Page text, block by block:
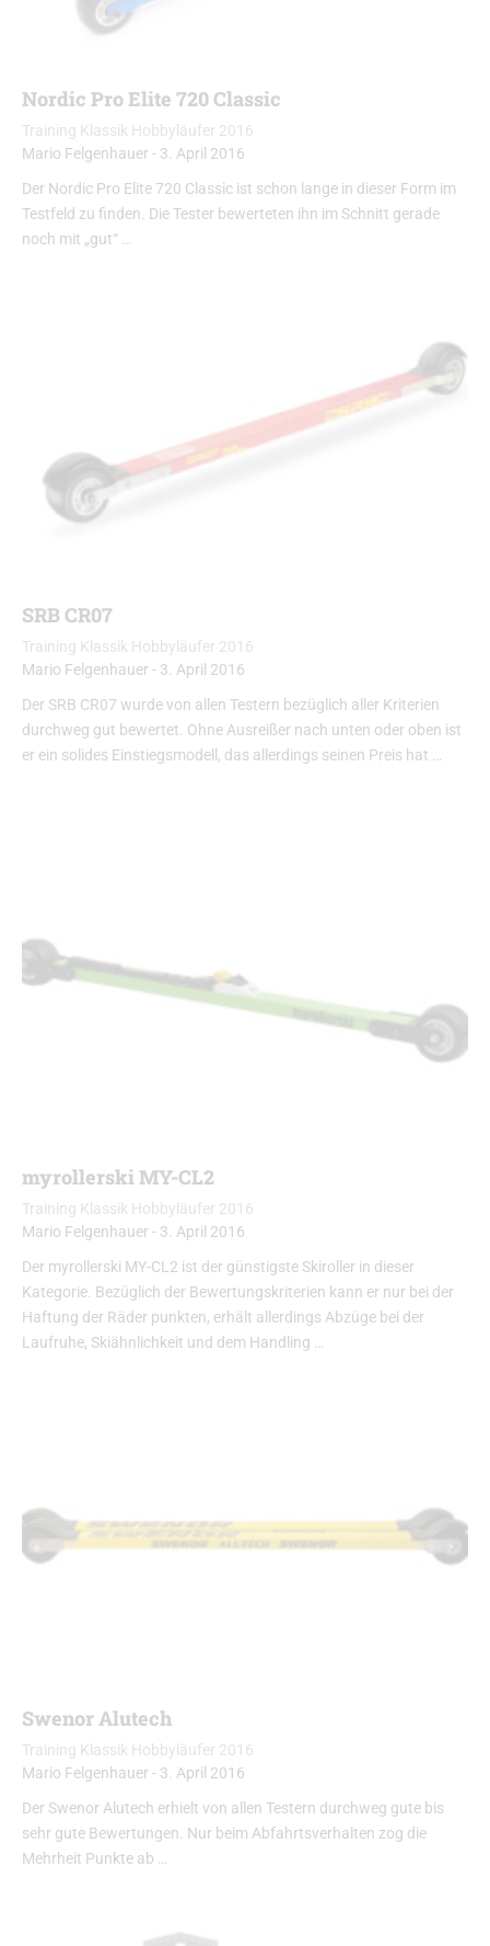
Nordic Pro Elite 720 Classic
Training Klassik Hobbyläufer 2016
Mario Felgenhauer - 3. April 2016
Der Nordic Pro Elite 720 Classic ist schon lange in dieser Form im
Testfeld zu finden. Die Tester bewerteten ihn im Schnitt gerade
noch mit „gut“ …
SRB CR07
Training Klassik Hobbyläufer 2016
Mario Felgenhauer - 3. April 2016
Der SRB CR07 wurde von allen Testern bezüglich aller Kriterien
durchweg gut bewertet. Ohne Ausreißer nach unten oder oben ist
er ein solides Einstiegsmodell, das allerdings seinen Preis hat …
myrollerski MY-CL2
Training Klassik Hobbyläufer 2016
Mario Felgenhauer - 3. April 2016
Der myrollerski MY-CL2 ist der günstigste Skiroller in dieser
Kategorie. Bezüglich der Bewertungskriterien kann er nur bei der
Haftung der Räder punkten, erhält allerdings Abzüge bei der
Laufruhe, Skiähnlichkeit und dem Handling …
Swenor Alutech
Training Klassik Hobbyläufer 2016
Mario Felgenhauer - 3. April 2016
Der Swenor Alutech erhielt von allen Testern durchweg gute bis
sehr gute Bewertungen. Nur beim Abfahrtsverhalten zog die
Mehrheit Punkte ab …